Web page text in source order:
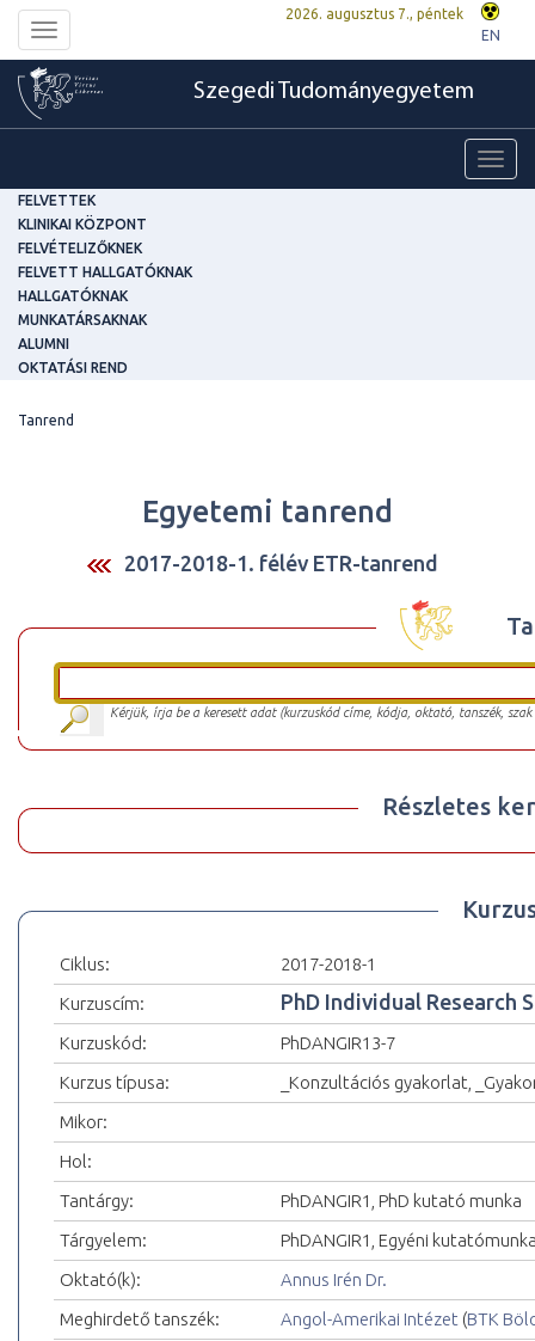
Toggle
navigation
2026. augusztus 7., péntek
EN
Szegedi Tudományegyetem
FELVETTEK
KLINIKAI KÖZPONT
FELVÉTELIZŐKNEK
FELVETT HALLGATÓKNAK
HALLGATÓKNAK
MUNKATÁRSAKNAK
ALUMNI
OKTATÁSI REND
Tanrend
Egyetemi tanrend
2017-2018-1. félév ETR-tanrend
Kérjük, írja be a keresett adat (kurzuskód címe, kódja, oktató, tanszék,
Részletes
Ciklus:
2017-2018-1
Kurzuscím:
PhD Individual Research
Kurzuskód:
PhDANGIR13-7
Kurzus típusa:
_Konzultációs gyakorlat,
Mikor:
Hol:
Tantárgy:
PhDANGIR1, PhD kutató munka
Tárgyelem:
PhDANGIR1, Egyéni
Oktató(k):
Annus Irén Dr.
Meghirdető tanszék:
Angol-Amerikai Intézet (BTK